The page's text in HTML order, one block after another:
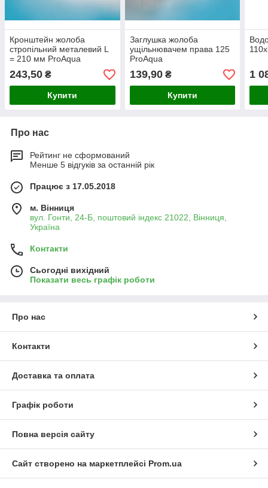
Кронштейн жолоба
стропільний металевий L
= 210 мм ProAqua
243,50 ₴
Купити
Заглушка жолоба
ущільнювачем права 125
ProAqua
139,90₴
Купити
1
Про нас
Рейтинг не сформований
Менше 5 відгуків за останній рік
Працює з 17.05.2018
м. Вінниця
вул. Гонти, 24-Б, поштовий індекс 21022, Вінниця,
Україна
Контакти
Сьогодні вихідний
Показати весь графік роботи
Про нас
Контакти
Доставка та оплата
Графік роботи
Повна версія сайту
Сайт створено на маркетплейсі Prom.ua